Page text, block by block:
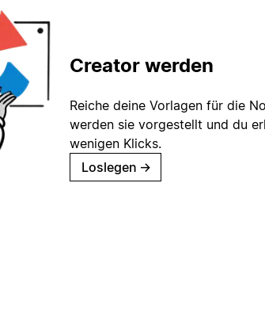
Creator werden
Reiche deine Vorlagen für die
werden sie vorgestellt und du
wenigen Klicks.
Loslegen →